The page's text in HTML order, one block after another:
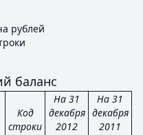
рублей
баланс
Код
строки
На 31
декабря
2012
На 31
декабря
2011